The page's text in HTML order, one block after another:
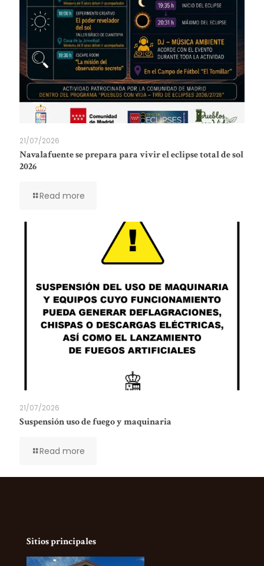
21/07/2026
Navalafuente se prepara para vivir el eclipse total de sol
2026
Read more
21/07/2026
Suspensión uso de fuego y maquinaria
Read more
Sitios principales